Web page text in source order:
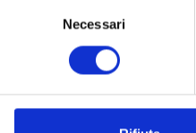
Necessari
saranno narrate
del 1923 e,